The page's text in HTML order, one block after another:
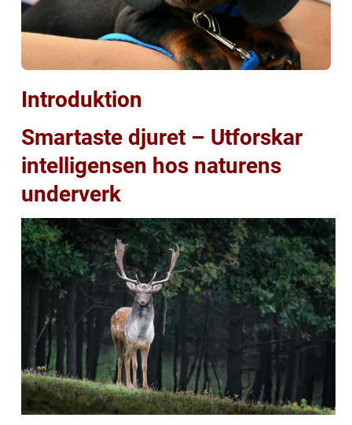
Introduktion
Smartaste djuret – Utforskar
intelligensen hos naturens
underverk